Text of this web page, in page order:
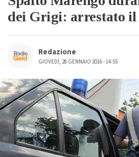
dei Grigi: arrestato il
Redazione
GIOVEDÌ, 28 GENNAIO 2016 - 14:55